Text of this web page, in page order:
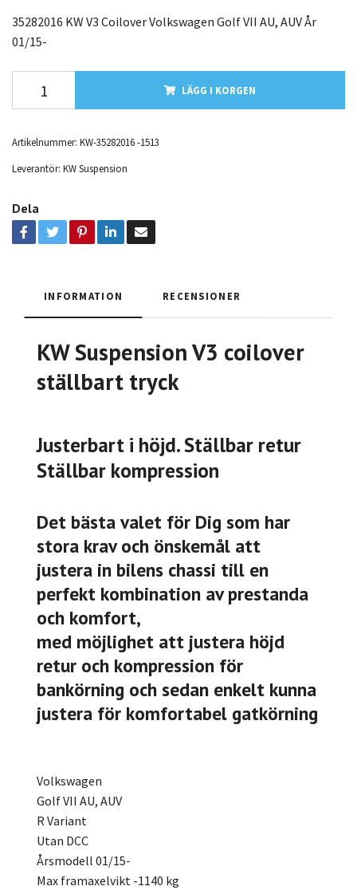
35282016 KW V3 Coilover Volkswagen Golf VII AU, AUV År
01/15-
LÄGG I KORGEN
Artikelnummer: KW-35282016 -1513
Leverantör: KW Suspension
Dela
INFORMATION RECENSIONER
KW Suspension V3 coilover
ställbart tryck
Justerbart i höjd. Ställbar retur
Ställbar kompression
Det bästa valet för Dig som har
stora krav och önskemål att
justera in bilens chassi till en
perfekt kombination av prestanda
och komfort,
med möjlighet att justera höjd
retur och kompression för
bankörning och sedan enkelt kunna
justera för komfortabel gatkörning
Volkswagen
Golf VII AU, AUV
R Variant
Utan DCC
Årsmodell 01/15-
Max framaxelvikt -1140 kg